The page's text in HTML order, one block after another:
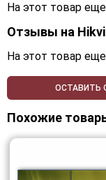
На этот товар
Отзывы на
На этот товар
ОСТАВИТЬ
Похожие